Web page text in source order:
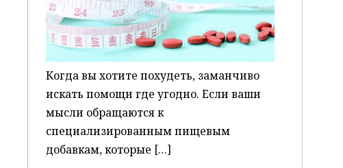
Когда вы хотите похудеть, заманчиво
искать помощи где угодно. Если ваши
мысли обращаются к
специализированным пищевым
добавкам, которые […]